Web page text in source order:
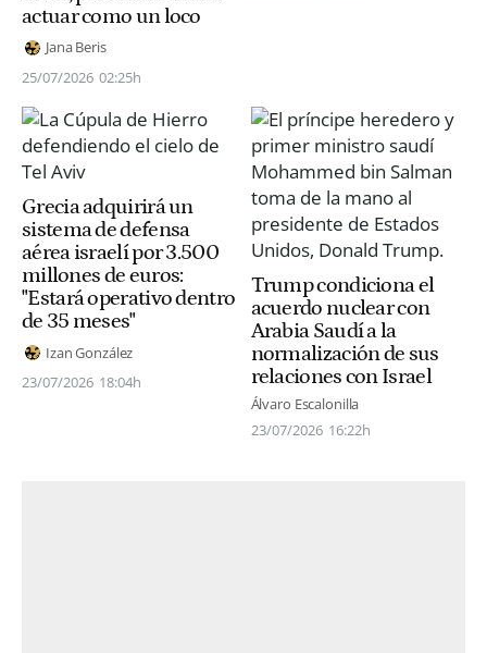
actuar como un loco
Jana Beris
25/07/2026 02:25h
Grecia adquirirá un
sistema de defensa
aérea israelí por 3.500
millones de euros:
"Estará operativo dentro
de 35 meses"
Izan González
23/07/2026 18:04h
Trump condiciona el
acuerdo nuclear con
Arabia Saudí a la
normalización de sus
relaciones con Israel
Álvaro Escalonilla
23/07/2026 16:22h